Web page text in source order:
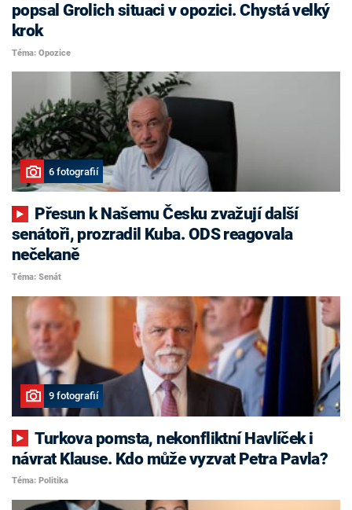
popsal Grolich situaci v opozici. Chystá velký
krok
Téma: Opozice
6 fotografií
senátoři, prozradil Kuba. ODS reagovala
nečekaně
Téma: Senát
9 fotografií
Turkova pomsta, nekonfliktní Havlíček i
návrat Klause. Kdo může vyzvat Petra Pavla?
Téma: Politika